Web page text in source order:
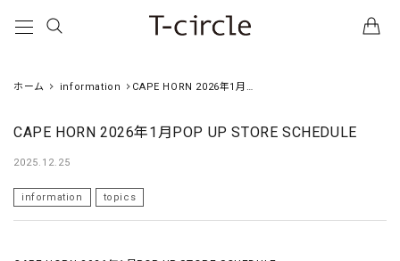
ホーム information
CAPE HORN 2026年1月
CAPE HORN 2026年1月POP UP STORE SCHEDULE
2025.12.25
information topics